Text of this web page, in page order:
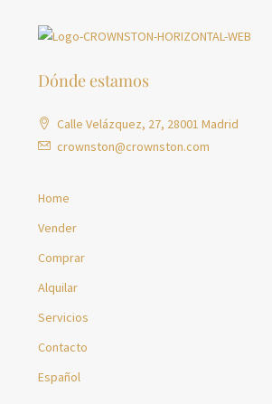
Dónde estamos
Calle Velázquez, 27, 28001 Madrid
crownston@crownston.com
Home
Vender
Comprar
Alquilar
Servicios
Contacto
Español